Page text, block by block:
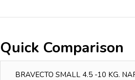
Quick Comparison
BRAVECTO SMALL 4.5 -10 KG.